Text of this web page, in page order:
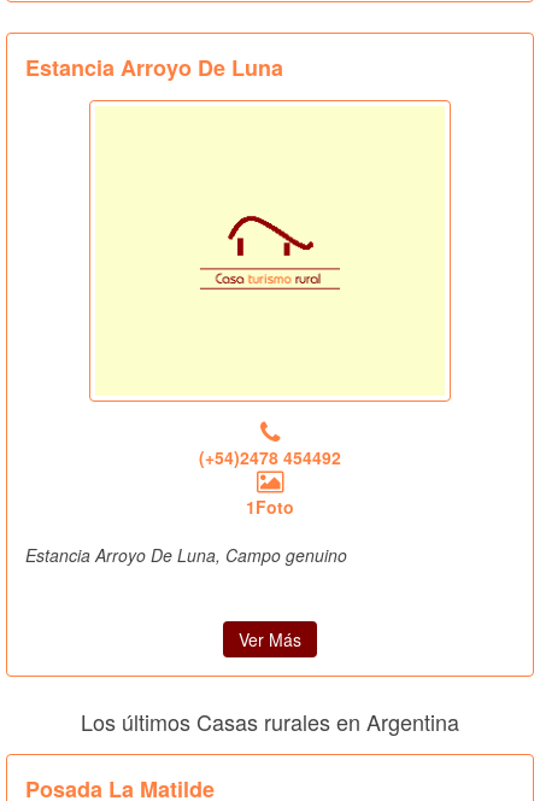
Estancia Arroyo De Luna
(+54)2478 454492
1Foto
Estancia Arroyo De Luna, Campo genuino
Ver Más
Los últimos Casas rurales en Argentina
Posada La Matilde